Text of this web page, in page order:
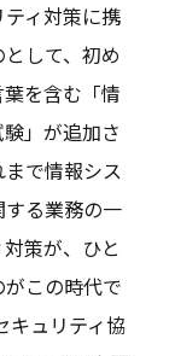
ィ対策に携
して、初め
を含む「情
」が追加さ
で情報シス
る業務の一
策が、ひと
この時代で
キュリティ協